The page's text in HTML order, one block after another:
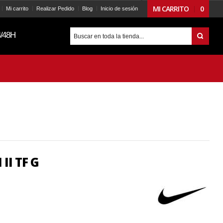
MI CARRITO 0
Mi carrito Realizar Pedido Blog Inicio de sesión
48H
II TF G